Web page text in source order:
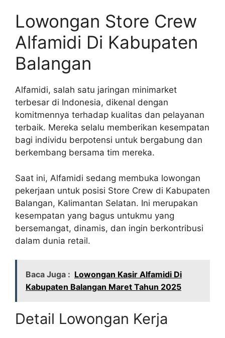
Lowongan Store Crew
Alfamidi Di Kabupaten
Balangan
Alfamidi, salah satu jaringan minimarket
terbesar di Indonesia, dikenal dengan
komitmennya terhadap kualitas dan pelayanan
terbaik. Mereka selalu memberikan kesempatan
bagi individu berpotensi untuk bergabung dan
berkembang bersama tim mereka.
Saat ini, Alfamidi sedang membuka lowongan
pekerjaan untuk posisi Store Crew di Kabupaten
Balangan, Kalimantan Selatan. Ini merupakan
kesempatan yang bagus untukmu yang
bersemangat, dinamis, dan ingin berkontribusi
dalam dunia retail.
Baca Juga : Lowongan Kasir Alfamidi Di
Kabupaten Balangan Maret Tahun 2025
Detail Lowongan Kerja